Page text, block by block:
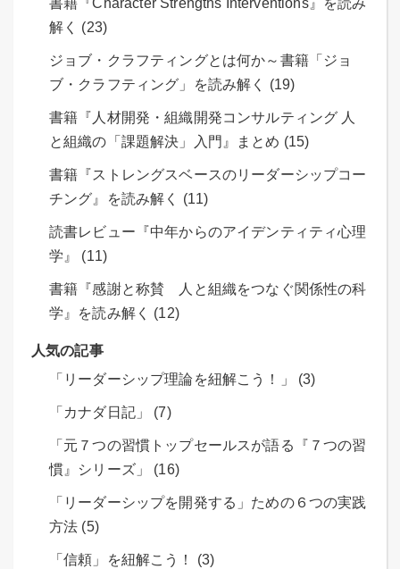
書籍『Character Strengths Interventions』を読み
解く (23)
ジョブ・クラフティングとは何か～書籍「ジョ
ブ・クラフティング」を読み解く (19)
書籍『人材開発・組織開発コンサルティング 人
と組織の「課題解決」入門』まとめ (15)
書籍『ストレングスベースのリーダーシップコー
チング』を読み解く (11)
読書レビュー『中年からのアイデンティティ心理
学』 (11)
書籍『感謝と称賛 人と組織をつなぐ関係性の科
学』を読み解く (12)
人気の記事
「リーダーシップ理論を紐解こう！」 (3)
「カナダ日記」 (7)
「元７つの習慣トップセールスが語る『７つの習
慣』シリーズ」 (16)
「リーダーシップを開発する」ための６つの実践
方法 (5)
「信頼」を紐解こう！ (3)